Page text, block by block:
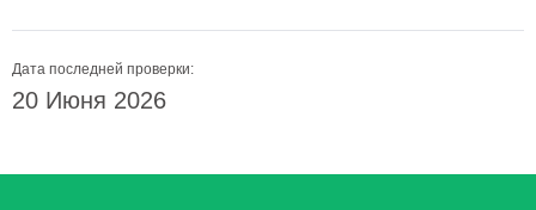
Дата последней проверки:
20 Июня 2026